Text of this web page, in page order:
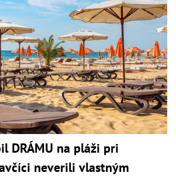
DRÁMU na pláži pri
neverili vlastným